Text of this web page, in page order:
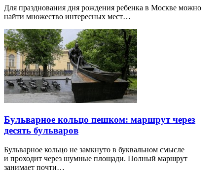
Для празднования дня рождения ребенка в Москве можно
найти множество интересных мест…
Бульварное кольцо пешком: маршрут через
десять бульваров
Бульварное кольцо не замкнуто в буквальном смысле
и проходит через шумные площади. Полный маршрут
занимает почти…